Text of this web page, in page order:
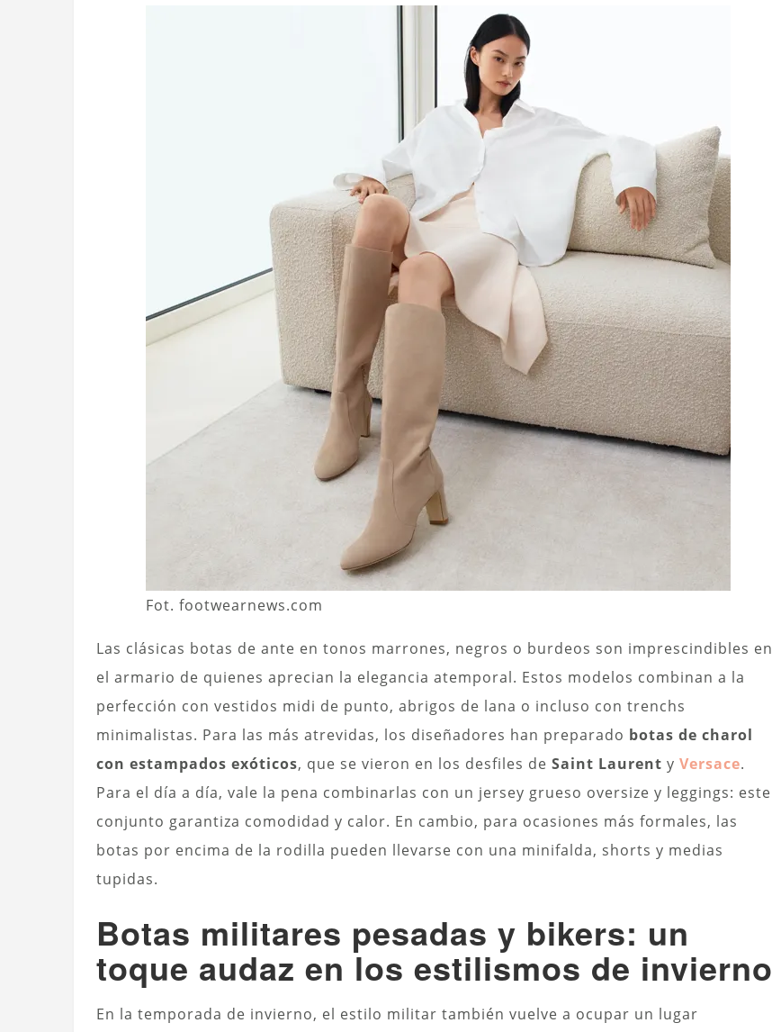
Fot. footwearnews.com
Las clásicas botas de ante en tonos marrones, negros o burdeos son imprescindibles en
el armario de quienes aprecian la elegancia atemporal. Estos modelos combinan a la
perfección con vestidos midi de punto, abrigos de lana o incluso con trenchs
minimalistas. Para las más atrevidas, los diseñadores han preparado botas de charol
con estampados exóticos, que se vieron en los desfiles de Saint Laurent y Versace.
Para el día a día, vale la pena combinarlas con un jersey grueso oversize y leggings: este
conjunto garantiza comodidad y calor. En cambio, para ocasiones más formales, las
botas por encima de la rodilla pueden llevarse con una minifalda, shorts y medias
tupidas.
Botas militares pesadas y bikers: un
toque audaz en los estilismos de invierno
En la temporada de invierno, el estilo militar también vuelve a ocupar un lugar